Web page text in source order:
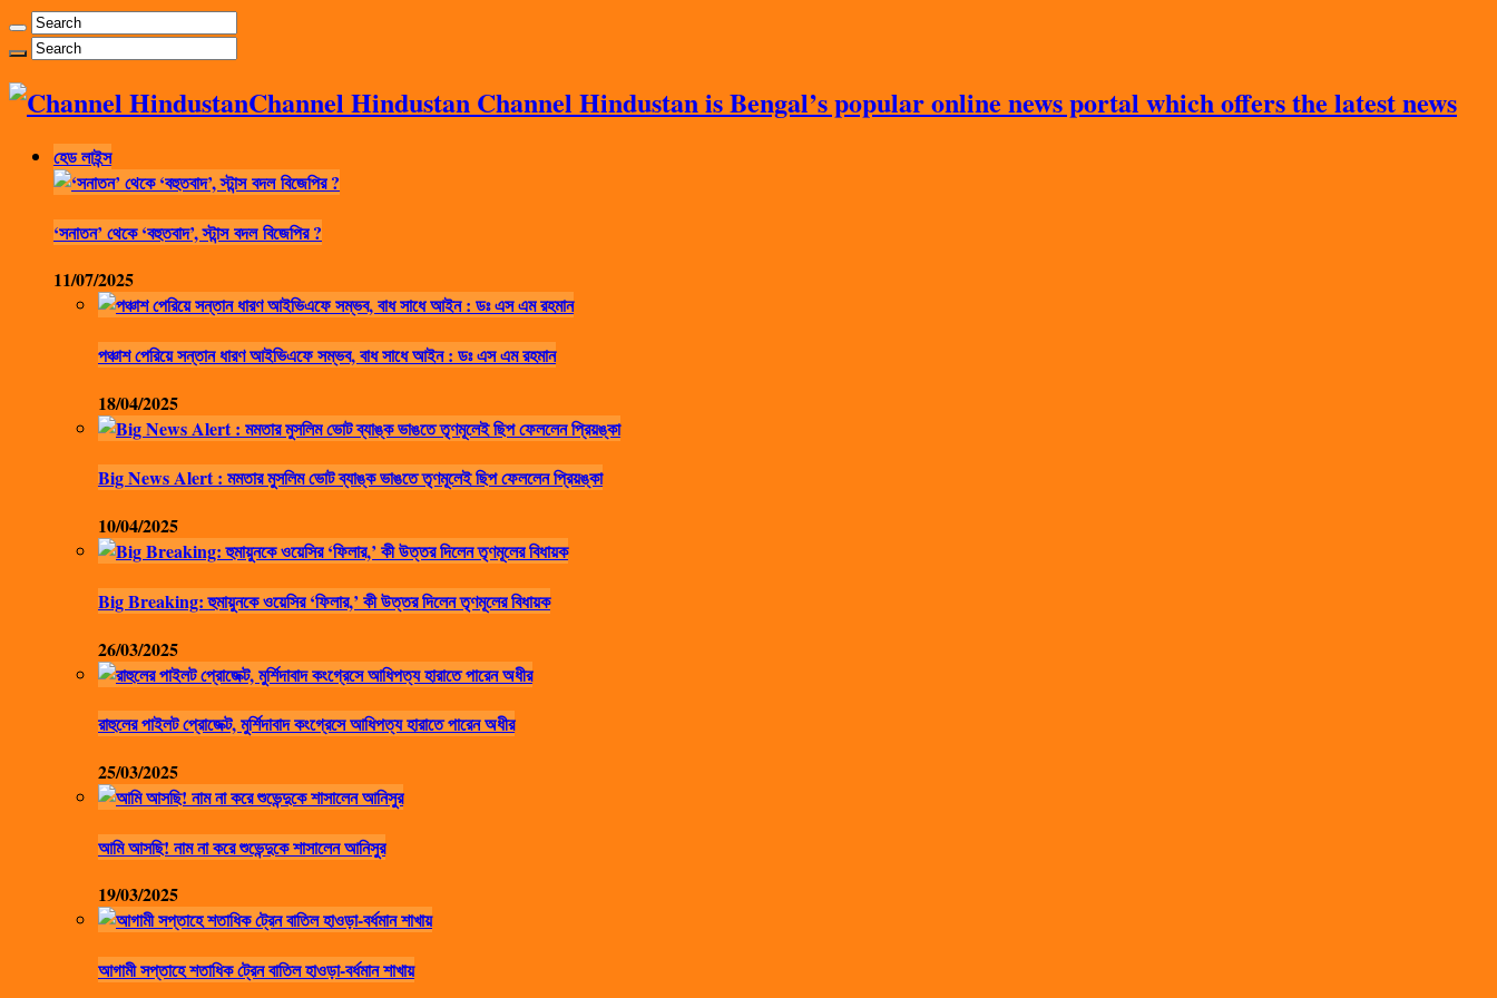
Channel Hindustan Channel Hindustan is Bengal’s popular online news portal which offers the latest news
হেড লাইন্স
‘সনাতন’ থেকে ‘বহুতবাদ’, স্টান্স বদল বিজেপির ?
11/07/2025
পঞ্চাশ পেরিয়ে সন্তান ধারণ আইভিএফে সম্ভব, বাধ সাধে আইন : ডঃ এস এম রহমান
18/04/2025
Big News Alert : মমতার মুসলিম ভোট ব্যাঙ্ক ভাঙতে তৃণমূলেই ছিপ ফেললেন প্রিয়ঙ্কা
10/04/2025
Big Breaking: হুমায়ুনকে ওয়েসির ‘ফিলার,’ কী উত্তর দিলেন তৃণমূলের বিধায়ক
26/03/2025
রাহুলের পাইলট প্রোজেক্ট, মুর্শিদাবাদ কংগ্রেসে আধিপত্য হারাতে পারেন অধীর
25/03/2025
আমি আসছি! নাম না করে শুভেন্দুকে শাসালেন আনিসুর
19/03/2025
আগামী সপ্তাহে শতাধিক ট্রেন বাতিল হাওড়া-বর্ধমান শাখায়